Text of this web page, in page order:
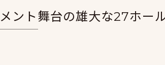
ント舞台の雄大な27ホー